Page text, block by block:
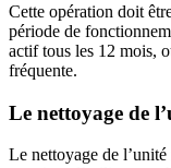
Cette opération doit
période de
actif tous les 12 mois,
fréquente.
Le nettoyage de
Le nettoyage de